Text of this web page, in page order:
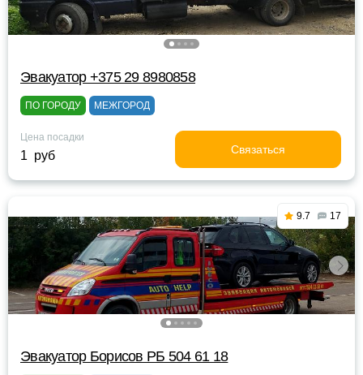
Эвакуатор +375 29 8980858
ПО ГОРОДУ МЕЖГОРОД
Цена посадки
1 руб Связаться
9.7 17
Эвакуатор Борисов РБ 504 61 18